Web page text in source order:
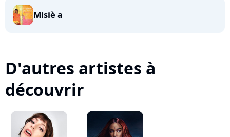
Misiè a
D'autres artistes à
découvrir